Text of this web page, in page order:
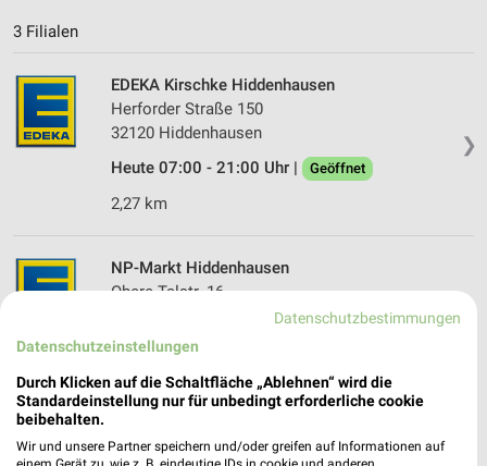
3 Filialen
❯
EDEKA Kirschke Hiddenhausen
Herforder Straße 150
32120 Hiddenhausen
Heute 07:00 - 21:00 Uhr |
Geöffnet
2,27 km
❯
NP-Markt Hiddenhausen
Obere Talstr. 16
3,02 km
EDEKA Sieveking Bünde
Herforder Straße 112
Datenschutzbestimmungen
Datenschutzeinstellungen
Durch Klicken auf die Schaltfläche „Ablehnen“ wird die
Standardeinstellung nur für unbedingt erforderliche cookie
beibehalten.
Wir und unsere Partner speichern und/oder greifen auf Informationen auf